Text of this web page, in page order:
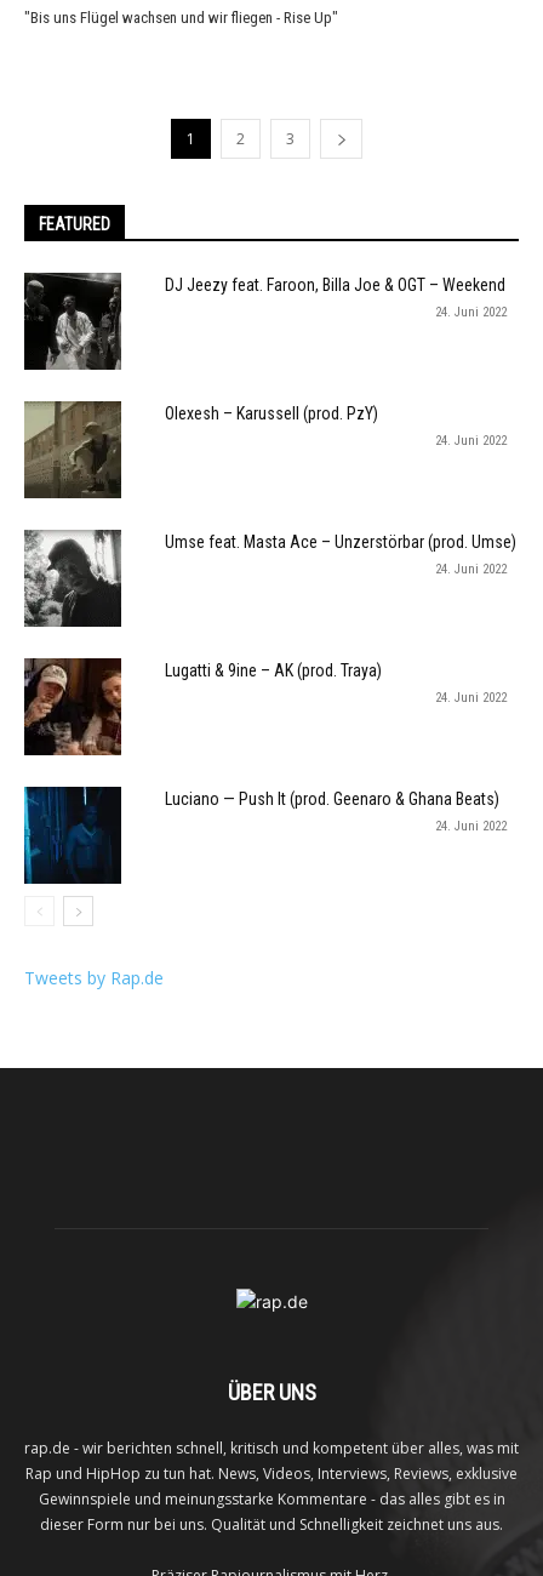
"Bis uns Flügel wachsen und wir fliegen - Rise Up"
1 2 3
FEATURED
DJ Jeezy feat. Faroon, Billa Joe & OGT – Weekend
24. Juni 2022
Olexesh – Karussell (prod. PzY)
24. Juni 2022
Umse feat. Masta Ace – Unzerstörbar (prod. Umse)
24. Juni 2022
Lugatti & 9ine – AK (prod. Traya)
24. Juni 2022
Luciano — Push It (prod. Geenaro & Ghana Beats)
24. Juni 2022
Tweets by Rap.de
ÜBER UNS
rap.de - wir berichten schnell, kritisch und kompetent über alles, was mit
Rap und HipHop zu tun hat. News, Videos, Interviews, Reviews, exklusive
Gewinnspiele und meinungsstarke Kommentare - das alles gibt es in
dieser Form nur bei uns. Qualität und Schnelligkeit zeichnet uns aus.